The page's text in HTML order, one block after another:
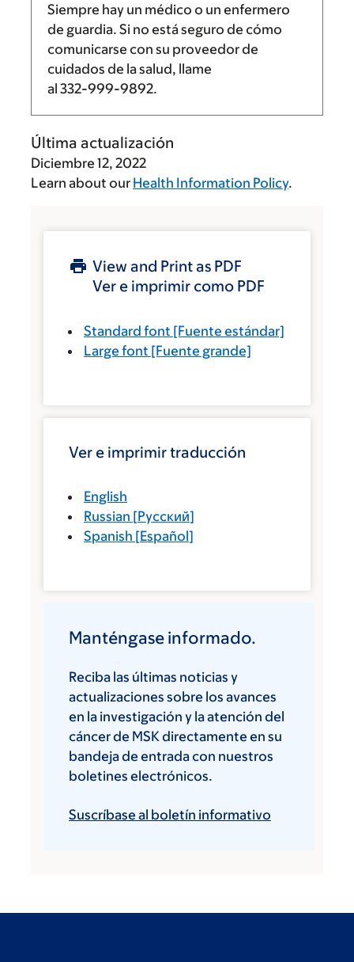
Siempre hay un médico o un enfermero
de guardia. Si no está seguro de cómo
comunicarse con su proveedor de
cuidados de la salud, llame
al 332-999-9892.
Última actualización
Diciembre 12, 2022
Learn about our Health Information Policy.
View and Print as PDF
Ver e imprimir como PDF
Standard font [Fuente estándar]
Large font [Fuente grande]
Ver e imprimir traducción
English
Russian [Русский]
Spanish [Español]
Manténgase informado.
Reciba las últimas noticias y
actualizaciones sobre los avances
en la investigación y la atención del
cáncer de MSK directamente en su
bandeja de entrada con nuestros
boletines electrónicos.
Suscríbase al boletín informativo